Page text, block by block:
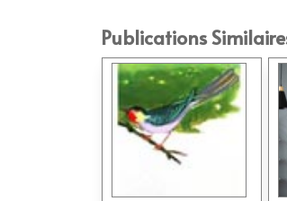
Publications